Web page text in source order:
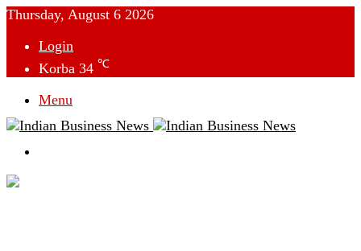
Thursday, August 6 2026
Login
Korba 34 ℃
Menu